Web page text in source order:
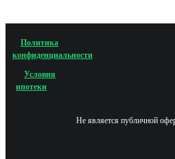
Политика
конфиденциальности
Условия
ипотеки
Не является публичной